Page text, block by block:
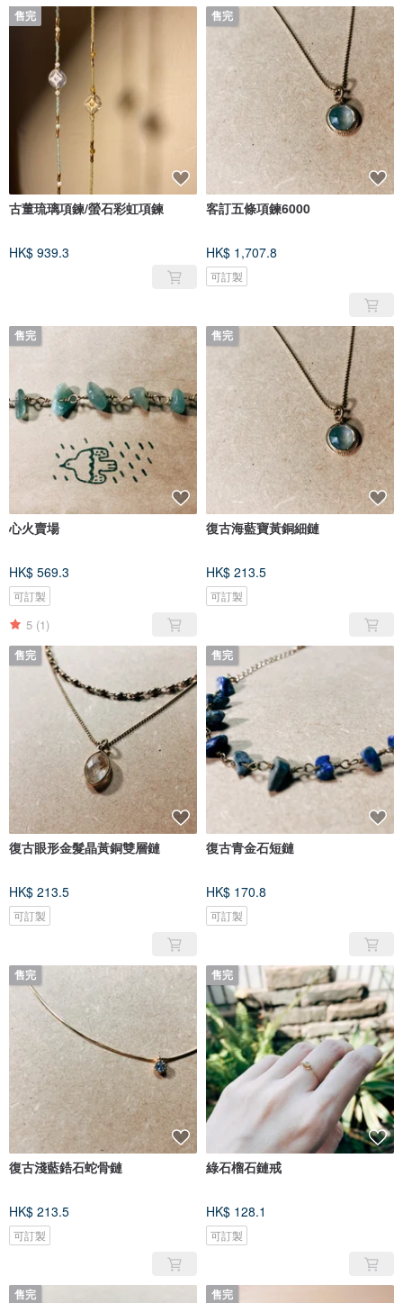
售完
古董琉璃項鍊/螢石彩虹項鍊
HK$ 939.3
售完
客訂五條項鍊6000
HK$ 1,707.8
可訂製
售完
心火賣場
HK$ 569.3
可訂製
5 (1)
售完
復古海藍寶黃銅細鏈
HK$ 213.5
可訂製
售完
復古眼形金髮晶黃銅雙層鏈
HK$ 213.5
可訂製
售完
復古青金石短鏈
HK$ 170.8
可訂製
售完
復古淺藍鋯石蛇骨鏈
HK$ 213.5
可訂製
售完
綠石榴石鏈戒
HK$ 128.1
可訂製
售完 售完